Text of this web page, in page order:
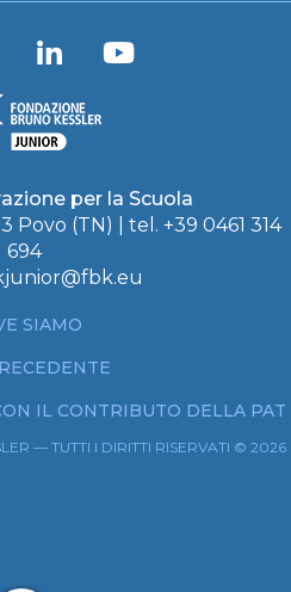
per la Scuola
Povo (TN) | tel. +39 0461 314
694
SIAMO
IL CONTRIBUTO DELLA PAT
— TUTTI I DIRITTI RISERVATI © 2026